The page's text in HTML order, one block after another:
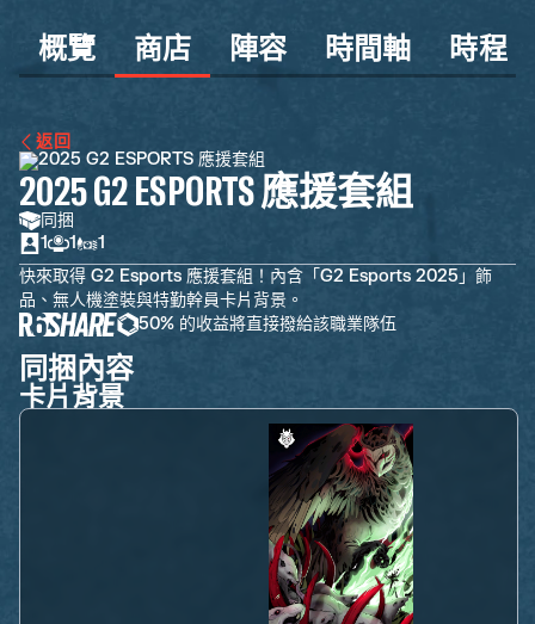
概覽 商店 陣容 時間軸 時程
返回
2025 G2 ESPORTS 應援套組
同捆
1
1
1
快來取得 G2 Esports 應援套組！內含「G2 Esports 2025」飾
品、無人機塗裝與特勤幹員卡片背景。
50% 的收益將直接撥給該職業隊伍
同捆內容
卡片背景